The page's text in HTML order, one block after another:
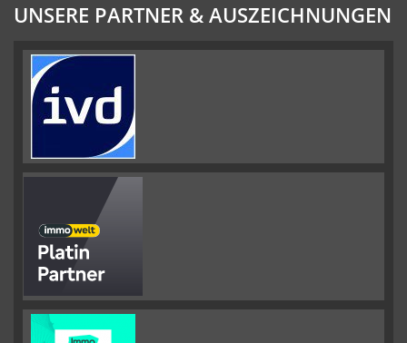
UNSERE PARTNER & AUSZEICHNUNGEN